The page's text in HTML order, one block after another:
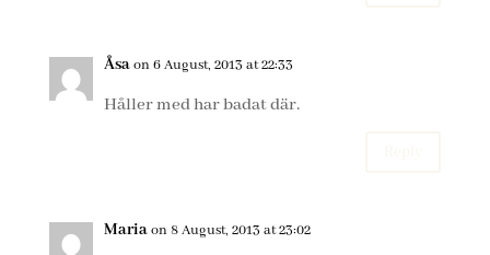
Åsaon 6 August, 2013 at 22:33
Håller med har badat där.
Mariaon 8 August, 2013 at 23:02